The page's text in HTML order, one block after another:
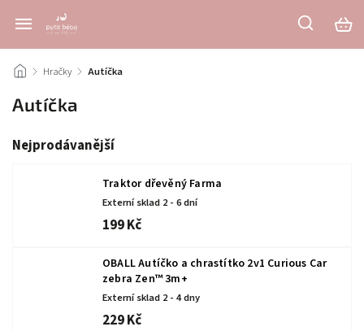
/ Hračky / Autíčka
Autíčka
Nejprodávanější
Traktor dřevěný Farma
Externí sklad 2 - 6 dní
199 Kč
OBALL Autíčko a chrastítko 2v1 Curious Car
zebra Zen™ 3m+
Externí sklad 2 - 4 dny
229 Kč